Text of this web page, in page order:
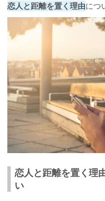
彼氏とうまくいかない原因
恋人関係を良くするために
冷却期間中、彼氏への連絡はど
基本的に自分からLINEや電
彼氏から連絡がきたら返し
彼氏と距離を置く期間にやって
自分からLINEや電話をする
彼氏と距離を置いた後、気持
恋人と距離を置く理由につ
恋人と距離を置く理
い